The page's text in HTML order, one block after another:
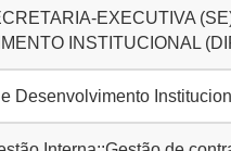
EXECUTIVA
INSTITUCIONAL
Desenvolvimento